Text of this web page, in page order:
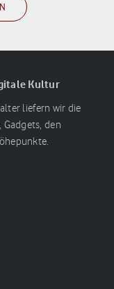
Kultur
liefern wir die
den